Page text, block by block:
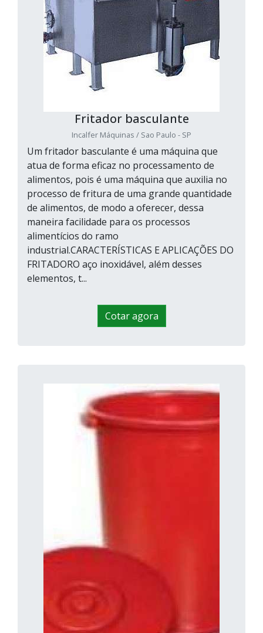
Fritador basculante
Incalfer Máquinas / Sao Paulo - SP
Um fritador basculante é uma máquina que
atua de forma eficaz no processamento de
alimentos, pois é uma máquina que auxilia no
processo de fritura de uma grande quantidade
de alimentos, de modo a oferecer, dessa
maneira facilidade para os processos
alimentícios do ramo
industrial.CARACTERÍSTICAS E APLICAÇÕES DO
FRITADORO aço inoxidável, além desses
elementos, t...
Cotar agora